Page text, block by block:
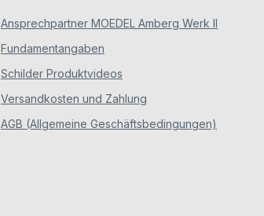
Ansprechpartner MOEDEL Amberg Werk II
Fundamentangaben
Schilder Produktvideos
Versandkosten und Zahlung
AGB (Allgemeine Geschäftsbedingungen)